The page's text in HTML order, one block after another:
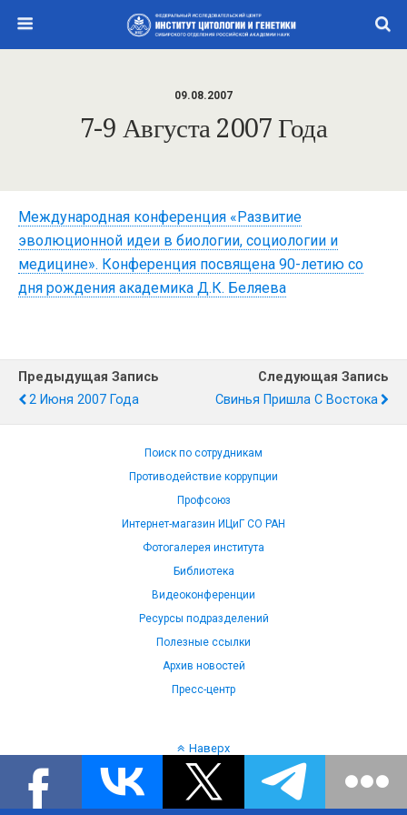
09.08.2007
7-9 Августа 2007 Года
Международная конференция «Развитие
эволюционной идеи в биологии, социологии и
медицине». Конференция посвящена 90-летию со
дня рождения академика Д.К. Беляева
Предыдущая Запись
2 Июня 2007 Года
Следующая Запись
Свинья Пришла С Востока
Поиск по сотрудникам
Противодействие коррупции
Профсоюз
Интернет-магазин ИЦиГ СО РАН
Фотогалерея института
Библиотека
Видеоконференции
Ресурсы подразделений
Полезные ссылки
Архив новостей
Пресс-центр
Наверх